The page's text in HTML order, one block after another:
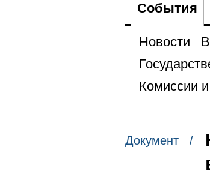
События
Новости
Комиссии
Документ /